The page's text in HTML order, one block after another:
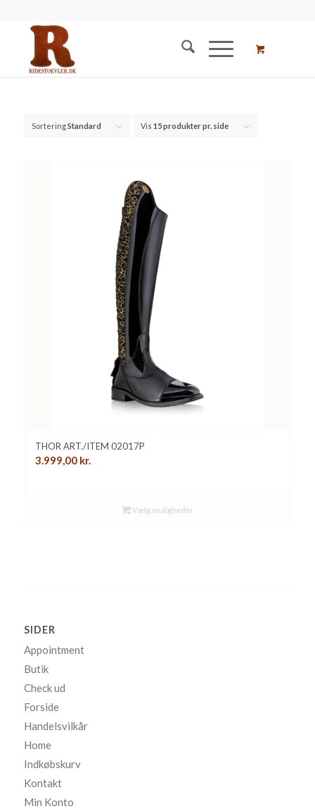
SorteringStandard Vis 15 produkter pr. side
THOR ART./ITEM 02017P
3.999,00 kr.
Vælg muligheder
SIDER
Appointment
Butik
Check ud
Forside
Handelsvilkår
Home
Indkøbskurv
Kontakt
Min Konto